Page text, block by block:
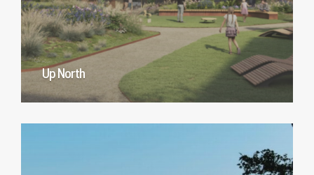
Up North